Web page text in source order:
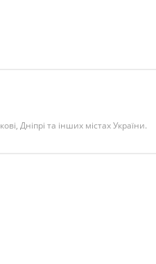
Дніпрі та інших містах України.